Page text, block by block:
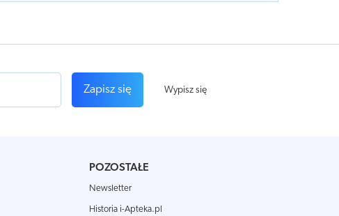
Zapisz się Wypisz się
POZOSTAŁE
Newsletter
Historia i-Apteka.pl